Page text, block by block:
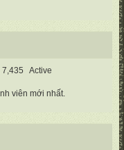
7,435 Active
viên mới nhất.